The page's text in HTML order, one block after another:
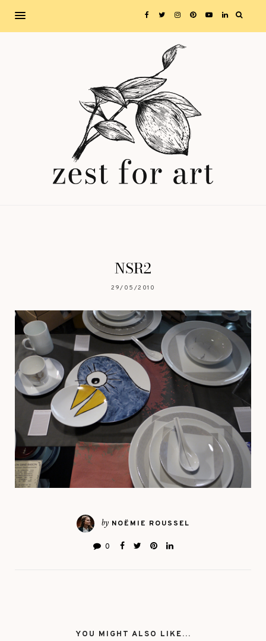
NSR2
29/05/2010
by NOËMIE ROUSSEL
0
YOU MIGHT ALSO LIKE...